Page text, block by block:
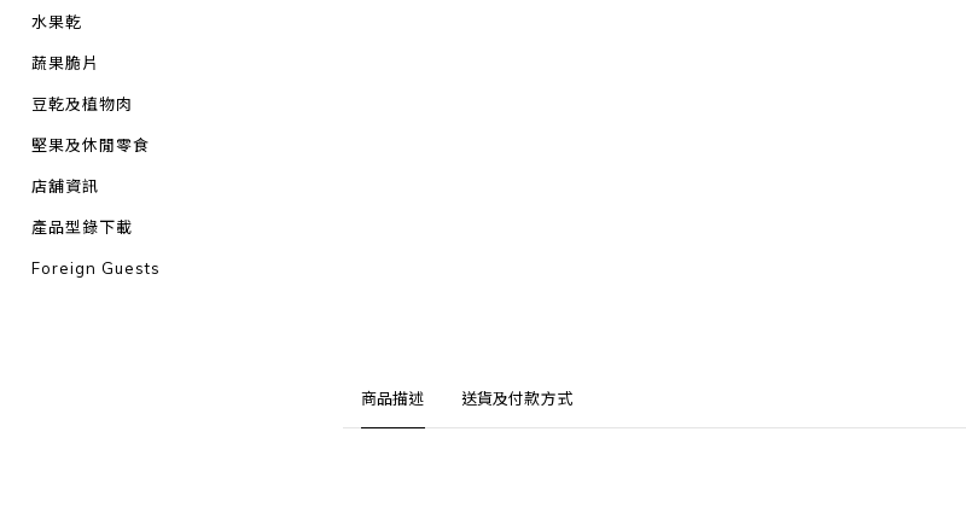
水果乾
蔬果脆片
豆乾及植物肉
堅果及休閒零食
店舖資訊
產品型錄下載
Foreign Guests
商品描述 送貨及付款方式